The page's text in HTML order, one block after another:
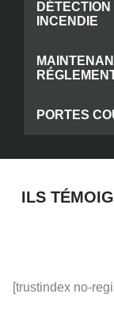
INCENDIE
PORTES
ILS
[trustindex no-